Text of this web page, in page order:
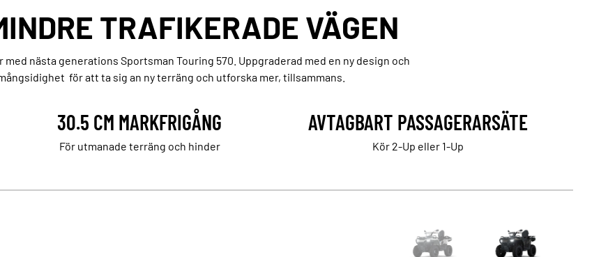
TRAFIKERADE VÄGEN
med nästa generations Sportsman Touring 570. Uppgraderad med en ny design och
för att ta sig an ny terräng och utforska mer, tillsammans.
30.5 CM MARKFRIGÅNG
För utmanade terräng och hinder
AVTAGBART PASSAGERARSÄTE
Kör 2-Up eller 1-Up